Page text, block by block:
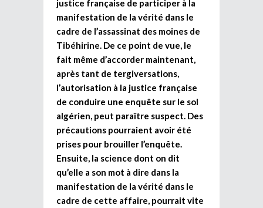
justice française de participer à la
manifestation de la vérité dans le
cadre de l’assassinat des moines de
Tibéhirine. De ce point de vue, le
fait même d’accorder maintenant,
après tant de tergiversations,
l’autorisation à la justice française
de conduire une enquête sur le sol
algérien, peut paraître suspect. Des
précautions pourraient avoir été
prises pour brouiller l’enquête.
Ensuite, la science dont on dit
qu’elle a son mot à dire dans la
manifestation de la vérité dans le
cadre de cette affaire, pourrait vite